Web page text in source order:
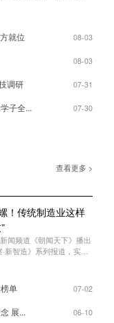
圆、安居乐业的幸福港
装水泥市场占有率，2026
的2026年度乡村建筑工匠
学等多维举措，助力新化
，全县513名建筑从业者及
势、混凝土配比及水泥使
砂浆使用技巧，现场解答
题。听完接地气的专业讲
的建筑工匠深有感触，
选材、拌料全靠摸索，
隐患。今天把各类建材特
明白了，以后施工就能从
出来的房子更稳固、更
湖南海螺专项邀约20名
进生产基地开展实地观摩
地方、服务城乡建设的发
就位 08-03
08-03
调研 07-31
子全... 07-30
查看更多 >
！传统制造业这样
闻频道《朝闻天下》播出
·新智造》系列报道，实地
能化升级实践。报道以
AI大模型，展现传统制造
。相关内容摘编如下。
单 07-02
展... 06-10